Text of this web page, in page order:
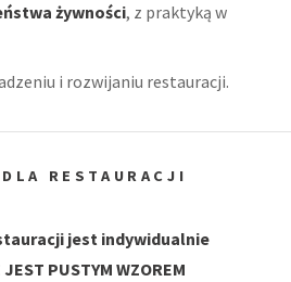
żywności, z praktyką w
i rozwijaniu restauracji.
RESTAURACJI
jest indywidualnie
PUSTYM WZOREM